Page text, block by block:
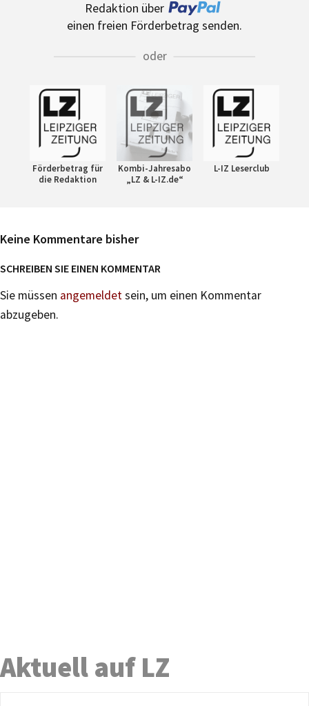
Redaktion über
einen freien Förderbetrag senden.
oder
Förderbetrag für
die Redaktion
Kombi-Jahresabo
„LZ & L-IZ.de“
L-IZ Leserclub
Keine Kommentare bisher
SCHREIBEN SIE EINEN KOMMENTAR
Sie müssen angemeldetsein, um einen Kommentar
abzugeben.
Aktuell auf LZ